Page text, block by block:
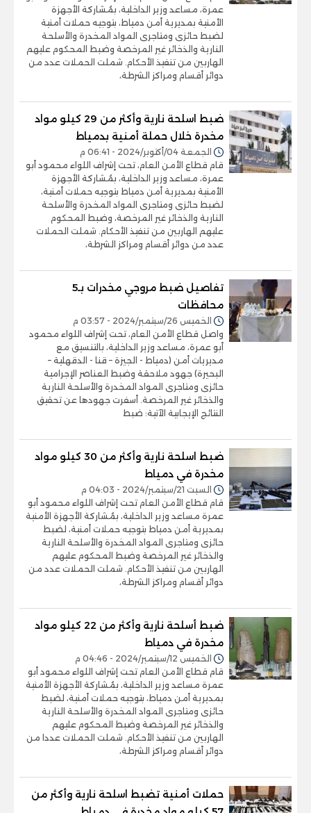
عمرة، مساعد وزير الداخلية، بمُشاركة الأجهزة
الأمنية بمديرية أمن دمياط، بتوجيه حملات أمنية
لضبط حائزى ومتاجرى المواد المخدرة والأسلحة
النارية والذخائر غير المرخصة وضبط المحكوم عليهم
الهاربين من تنفيذ الأحكام. شملت الحملات عدد من
دوائر أقسام ومراكز الشرطة،
ضبط اسلحة نارية وأكثر من 29 كيلو مواد
مخدرة خلال حملة أمنية بدمياط
الجمعة 04/أكتوبر/2024 - 06:41 م
قام قطاع الأمن العام، تحت إشراف اللواء محمود أبو
عمرة، مساعد وزير الداخلية، بمُشاركة الأجهزة
الأمنية بمديرية أمن دمياط بتوجيه حملات أمنية،
لضبط حائزى ومتاجرى المواد المخدرة والأسلحة
النارية والذخائر غير المرخصة، وضبط المحكوم
عليهم الهاربين من تنفيذ الأحكام. شملت الحملات
عدد من دوائر أقسام ومراكز الشرطة،
تفاصيل ضبط مروجي مخدرات بـ5
محافظات
الخميس 26/سبتمبر/2024 - 03:57 م
واصل قطاع الأمن العام، تحت إشراف اللواء محمود
أبو عمرة، مساعد وزير الداخلية، بالتنسيق مع
مديريات أمن (دمياط - الجيزة – قنا - الدقهلية –
البحيرة) جهود ملاحقة وضبط العناصر الإجرامية
حائزى ومتاجرى المواد المخدرة والأسلحة النارية
والذخائر غير المرخصة. أسفرت جهودها عن تحقيق
النتائج الإيجابية الآتية: ضبط
ضبط اسلحة نارية وأكثر من 30 كيلو مواد
مخدرة في دمياط
السبت 21/سبتمبر/2024 - 04:03 م
قام قطاع الأمن العام تحت إشراف اللواء محمود أبو
عمرة مساعد وزير الداخلية، بمُشاركة الأجهزة الأمنية
بمديرية أمن دمياط بتوجيه حملات أمنية، لضبط
حائزى ومتاجرى المواد المخدرة والأسلحة النارية
والذخائر غير المرخصة وضبط المحكوم عليهم
الهاربين من تنفيذ الأحكام. شملت الحملات عدد من
دوائر أقسام ومراكز الشرطة،
ضبط أسلحة نارية وأكثر من 22 كيلو مواد
مخدرة في دمياط
الخميس 12/سبتمبر/2024 - 04:46 م
قام قطاع الأمن العام تحت إشراف اللواء محمود أبو
عمرة مساعد وزير الداخلية، بمُشاركة الأجهزة الأمنية
بمديرية أمن دمياط، بتوجيه حملات أمنية، لضبط
حائزى ومتاجرى المواد المخدرة والأسلحة النارية
والذخائر غير المرخصة وضبط المحكوم عليهم
الهاربين من تنفيذ الأحكام. شملت الحملات عددا من
دوائر أقسام ومراكز الشرطة،
حملات أمنية تضبط اسلحة نارية وأكثر من